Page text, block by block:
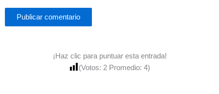
¡Haz clic para puntuar esta entrada!
(Votos: 2 Promedio: 4)